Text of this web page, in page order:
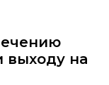
выходу на